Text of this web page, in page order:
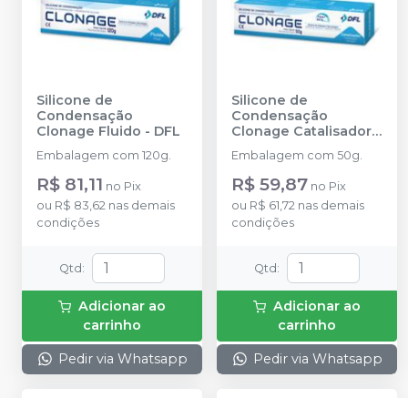
Silicone de
Condensação
Clonage Fluido - DFL
Embalagem com 120g.
R$ 81,11 no Pix
ou R$ 83,62 nas demais
condições
Qtd :
Adicionar ao
carrinho
Pedir via Whatsapp
Silicone de
Condensação
Clonage Catalisador-
DFL
Embalagem com 50g.
R$ 59,87 no Pix
ou R$ 61,72 nas demais
condições
Qtd :
Adicionar ao
carrinho
Pedir via Whatsapp